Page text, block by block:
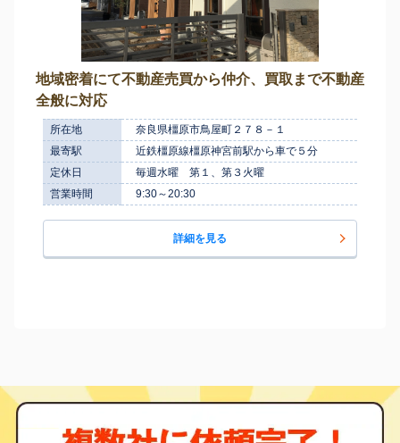
地域密着にて不動産売買から仲介、買取まで不動産
全般に対応
所在地
奈良県橿原市鳥屋町２７８－１
最寄駅
近鉄橿原線橿原神宮前駅から車で５分
定休日
毎週水曜 第１、第３火曜
営業時間
9:30～20:30
詳細を見る